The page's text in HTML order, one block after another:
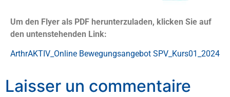
Um den Flyer als PDF herunterzuladen, klicken Sie auf
den untenstehenden Link:
ArthrAKTIV_Online Bewegungsangebot SPV_Kurs01_2024
Laisser un commentaire